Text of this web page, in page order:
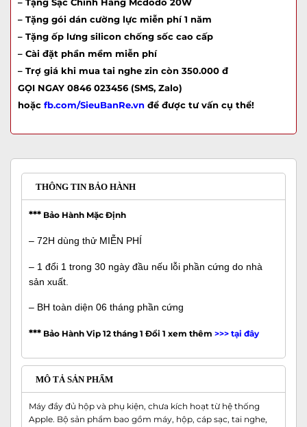
– Tặng Sạc Chính Hãng Mcdodo 20W
– Tặng gói dán cường lực miễn phí 1 năm
– Tặng ốp lưng silicon chống sốc cao cấp
– Cài đặt phần mềm miễn phí
– Trợ giá khi mua tai nghe zin còn 350.000 đ
GỌI NGAY 0846 023456 (SMS, Zalo)
hoặc fb.com/SieuBanRe.vn để được tư vấn cụ thể!
THÔNG TIN BẢO HÀNH
*** Bảo Hành Mặc Định
– 72H dùng thử MIỄN PHÍ
– 1 đổi 1 trong 30 ngày đầu nếu lỗi phần cứng do nhà
sản xuất.
– BH toàn diện 06 tháng phần cứng
*** Bảo Hành Vip 12 tháng 1 Đổi 1 xem thêm >>> tại đây
MÔ TẢ SẢN PHẨM
Máy đầy đủ hộp và phụ kiện, chưa kích hoạt từ hệ thống
Apple. Bộ sản phẩm bao gồm máy, hộp, cáp sạc, tai nghe,